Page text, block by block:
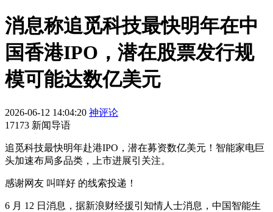
消息称追觅科技最快明年在中
国香港IPO，潜在股票发行规
模可能达数亿美元
2026-06-12 14:04:20 神评论
17173 新闻导语
追觅科技最快明年赴港IPO，潜在募资数亿美元！智能家电巨
头加速布局多品类，上市进展引关注。
感谢网友 叫咩好 的线索投递！
6 月 12 日消息，据新浪财经援引知情人士消息，中国智能生